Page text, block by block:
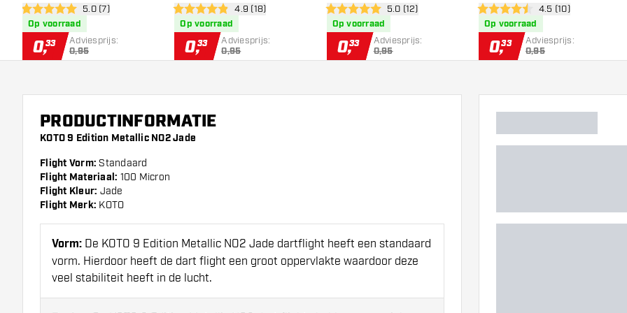
open reviews drawer
5 score sterren5.0 (7)
Op voorraad
0,33 Adviesprijs:
0,95
open reviews drawer
4.9 score sterren4.9 (18)
Op voorraad
0,33 Adviesprijs:
0,95
open reviews drawer
5 score sterren5.0 (12)
Op voorraad
0,33 Adviesprijs:
0,95
open reviews
4.5 score sterren4.5 (10)
Op voorraad
0,33 Adviesprijs:
0,95
PRODUCTINFORMATIE
KOTO 9 Edition Metallic NO2 Jade
Flight Vorm: Standaard
Flight Materiaal: 100 Micron
Flight Kleur: Jade
Flight Merk: KOTO
Vorm: De KOTO 9 Edition Metallic NO2 Jade dartflight heeft een standaard
vorm. Hierdoor heeft de dart flight een groot oppervlakte waardoor deze
veel stabiliteit heeft in de lucht.